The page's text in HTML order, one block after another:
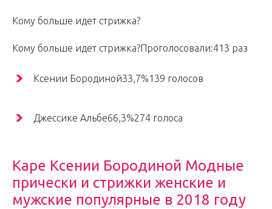
Кому больше идет стрижка?
Кому больше идет стрижка?Проголосовали:413 раз
Ксении Бородиной33,7%139 голосов
Джессике Альбе66,3%274 голоса
Каре Ксении Бородиной Модные
прически и стрижки женские и
мужские популярные в 2018 году